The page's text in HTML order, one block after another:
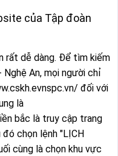
của Tập đoàn
rất dễ dàng. Để tìm kiếm
Nghệ An, mọi người chỉ
đối với
là
bắc là truy cập trang
chọn lệnh "LỊCH
cùng là chọn khu vực